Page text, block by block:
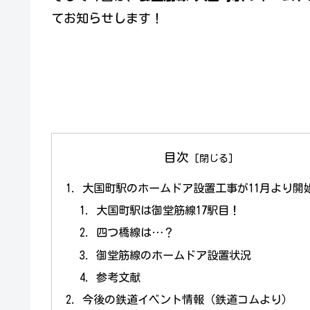
てお知らせします！
目次
大国町駅のホームドア設置工事が11月より開
大国町駅は御堂筋線17駅目！
四つ橋線は…？
御堂筋線のホームドア設置状況
参考文献
今後の鉄道イベント情報（鉄道コムより）